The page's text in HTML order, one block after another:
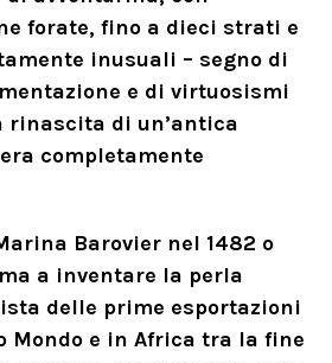
forate, fino a dieci strati e
inusuali – segno di
e di virtuosismi
di un’antica
completamente
Barovier nel 1482 o
a inventare la perla
delle prime esportazioni
Mondo e in Africa tra la fine